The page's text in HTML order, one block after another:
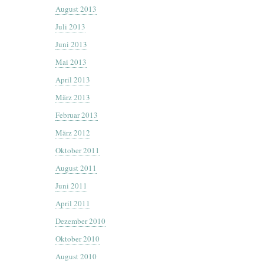
August 2013
Juli 2013
Juni 2013
Mai 2013
April 2013
März 2013
Februar 2013
März 2012
Oktober 2011
August 2011
Juni 2011
April 2011
Dezember 2010
Oktober 2010
August 2010